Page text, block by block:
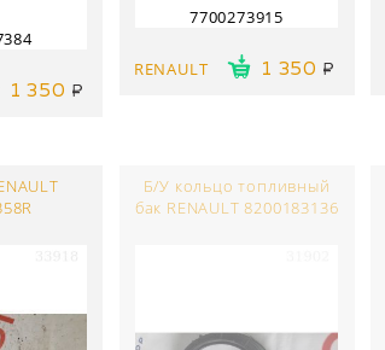
1 350
7700273915
RENAULT 1 350
Б/У кольцо топливный
бак RENAULT 8200183136